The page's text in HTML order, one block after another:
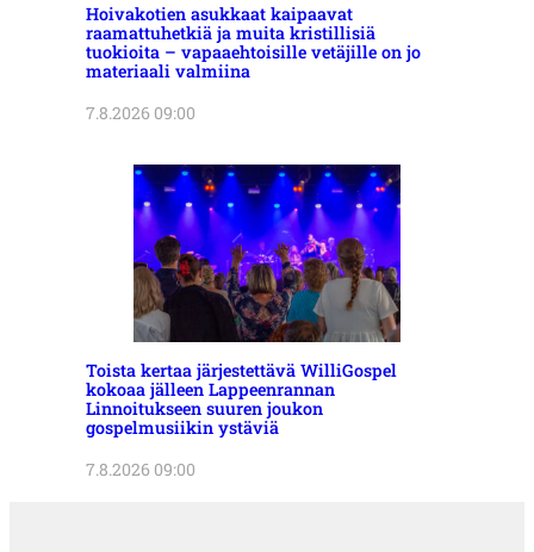
Hoivakotien asukkaat kaipaavat
raamattuhetkiä ja muita kristillisiä
tuokioita – vapaaehtoisille vetäjille on jo
materiaali valmiina
7.8.2026 09:00
Toista kertaa järjestettävä WilliGospel
kokoaa jälleen Lappeenrannan
Linnoitukseen suuren joukon
gospelmusiikin ystäviä
7.8.2026 09:00